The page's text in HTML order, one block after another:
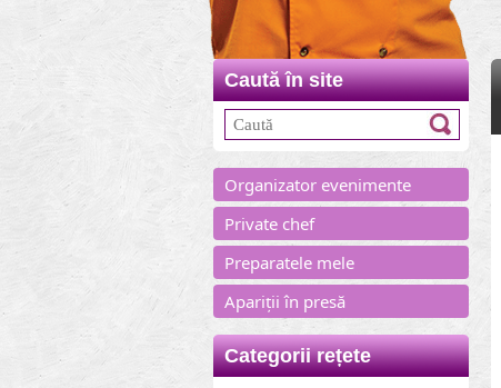
Caută în site
Organizator evenimente
Private chef
Preparatele mele
Apariții în presă
Categorii rețete